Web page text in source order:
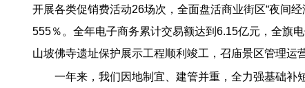
开展各类促销费活动26场次，全面盘活商业街区“夜间
555％。全年电子商务累计交易额达到6.15亿元，全旗
山坡佛寺遗址保护展示工程顺利竣工，召庙景区管理运
一年来，我们因地制宜、建管并重，全力强基础补